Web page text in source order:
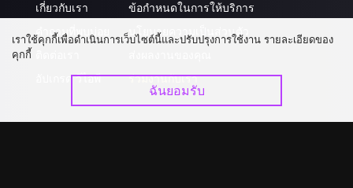
เกี่ยวกับเรา
คำถามที่พบบ่อย
อัปเกรด วีไอพี
ข้อกำหนดในการให้บริการ
นโยบายความเป็นส่วนตัว
ร่วมงานกับเรา
เราใช้คุกกี้เพื่อดำเนินการเว็บไซต์นี้และปรับปรุงการใช้งาน รายละเอียดของ
คุกกี้
ฉันยอมรับ